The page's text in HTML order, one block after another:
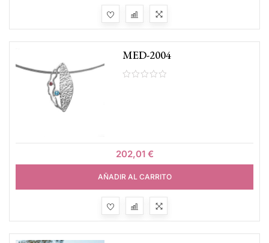
MED-2004
202,01 €
AÑADIR AL CARRITO